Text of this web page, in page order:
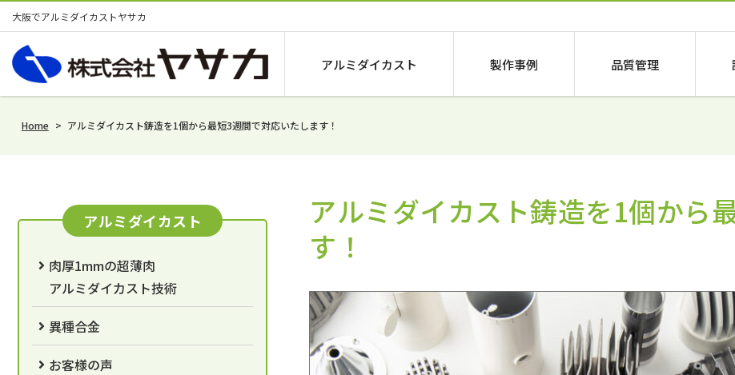
大阪でアルミダイカストヤサカ
アルミダイカスト 製作事例 品質管理
Home > アルミダイカスト鋳造を1個から最短3週間で対応いたします！
アルミダイカスト鋳造を1個から
す！
アルミダイカスト
肉厚1mmの超薄肉
アルミダイカスト技術
異種合金
お客様の声